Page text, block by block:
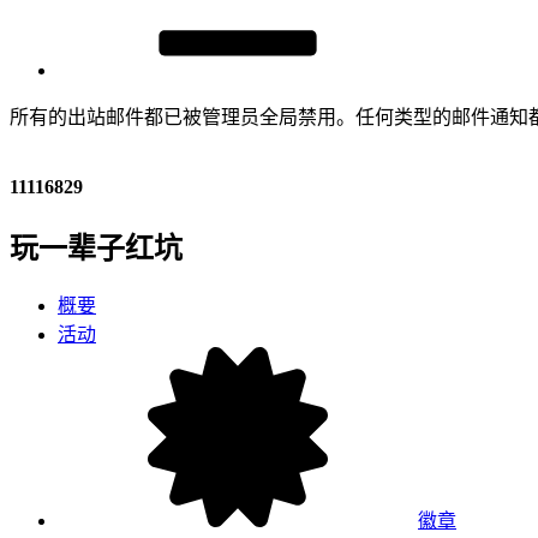
所有的出站邮件都已被管理员全局禁用。任何类型的邮件通知
11116829
玩一辈子红坑
概要
活动
徽章